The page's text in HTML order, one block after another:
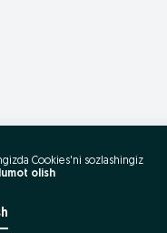
Cookies'ni sozlashingiz
olish